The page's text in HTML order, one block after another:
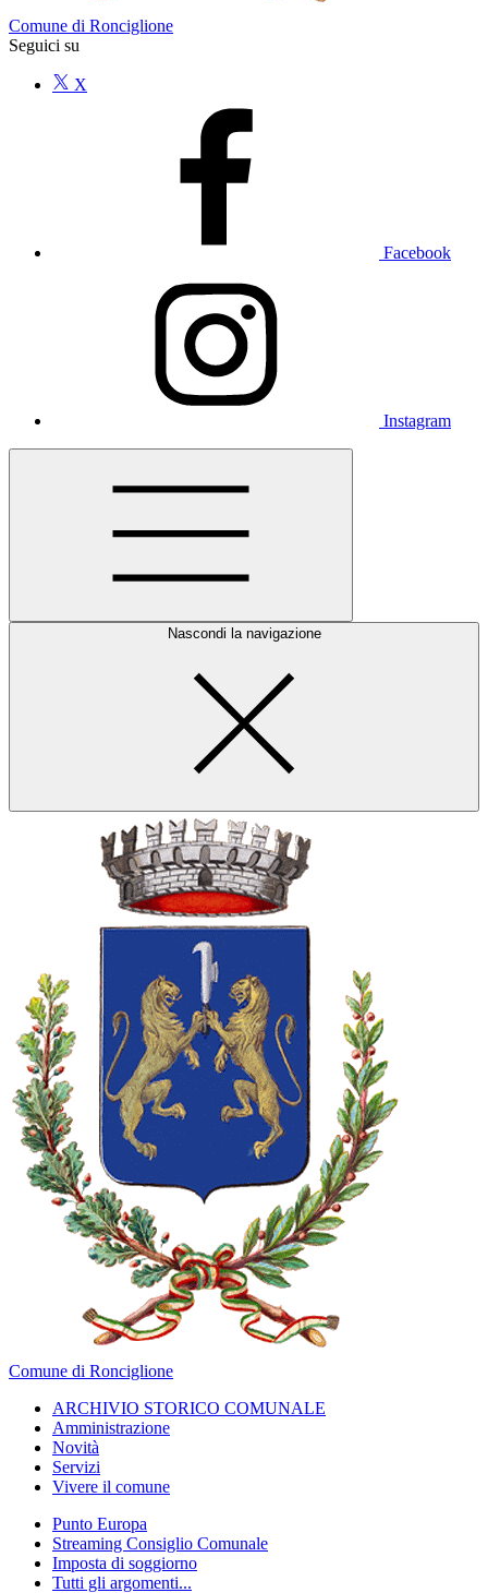
Comune di Ronciglione
Seguici su
X
Facebook
Instagram
Nascondi la navigazione
Comune di Ronciglione
ARCHIVIO STORICO COMUNALE
Amministrazione
Novità
Servizi
Vivere il comune
Punto Europa
Streaming Consiglio Comunale
Imposta di soggiorno
Tutti gli argomenti...